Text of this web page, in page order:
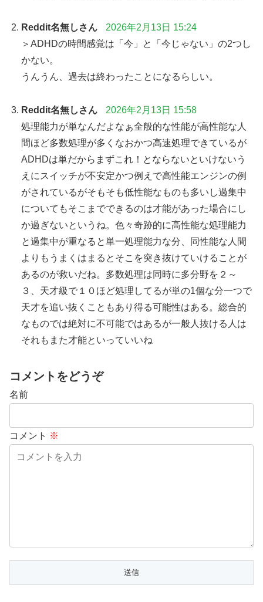
Reddit名無しさん
2026年2月13日 15:24
＞ADHDの時間感覚は「今」と「今じゃない」の2つし
かない。
うんうん、過去は終わったことになるらしい。
Reddit名無しさん
2026年2月13日 15:58
処理能力が単なんだよなぁ全般的な性能が高性能な人
間ほど多数処理が多くなおかつ高速処理できているが
ADHDは単だからまずこれ！とならないといけないう
えにスイッチが不安定かつ例えで高性能エンジンの例
がされているがそもそも低性能なものも多いし過集中
についてもそこまでできるのは才能があった場合にし
か過ぎないというね。色々奇跡的に高性能な処理能力
と過集中が重なると単一処理能力な分、同性能な人間
よりもうまくはまるとそこを突き抜けていけることが
あるのが救いだね。多数処理は同時に多分野を２～
３、天才級で１０ほど処理してるが単の1個な分一つで
天才を追い抜くこともあり得る可能性はある。総合的
なものでは絶対に不可能ではあるが一般人抜ける人は
それもまた才能といっていいね
コメントをどうぞ
名前
コメント ※